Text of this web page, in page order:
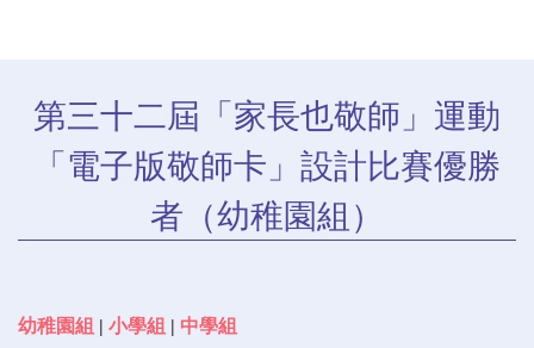
第三十二屆「家長也敬師」運動
「電子版敬師卡」設計比賽優勝
者（幼稚園組）
幼稚園組 | 小學組 | 中學組